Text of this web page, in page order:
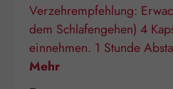
Verzehrempfehlung:
dem Schlafengehen) 4
einnehmen. 1 Stunde
Mehr